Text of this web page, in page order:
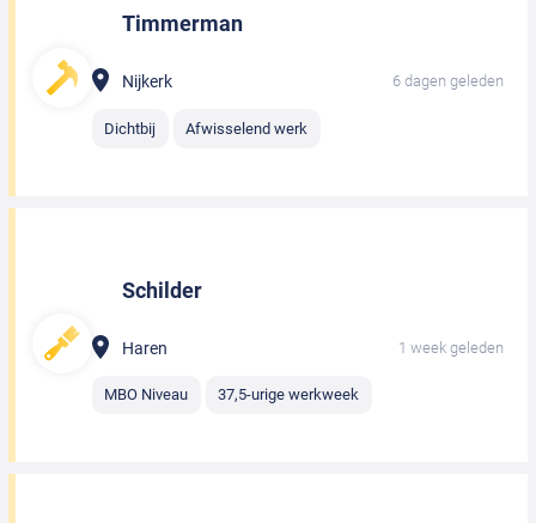
Timmerman
Nijkerk 6 dagen geleden
Dichtbij Afwisselend werk
Schilder
Haren 1 week geleden
MBO Niveau 37,5-urige werkweek